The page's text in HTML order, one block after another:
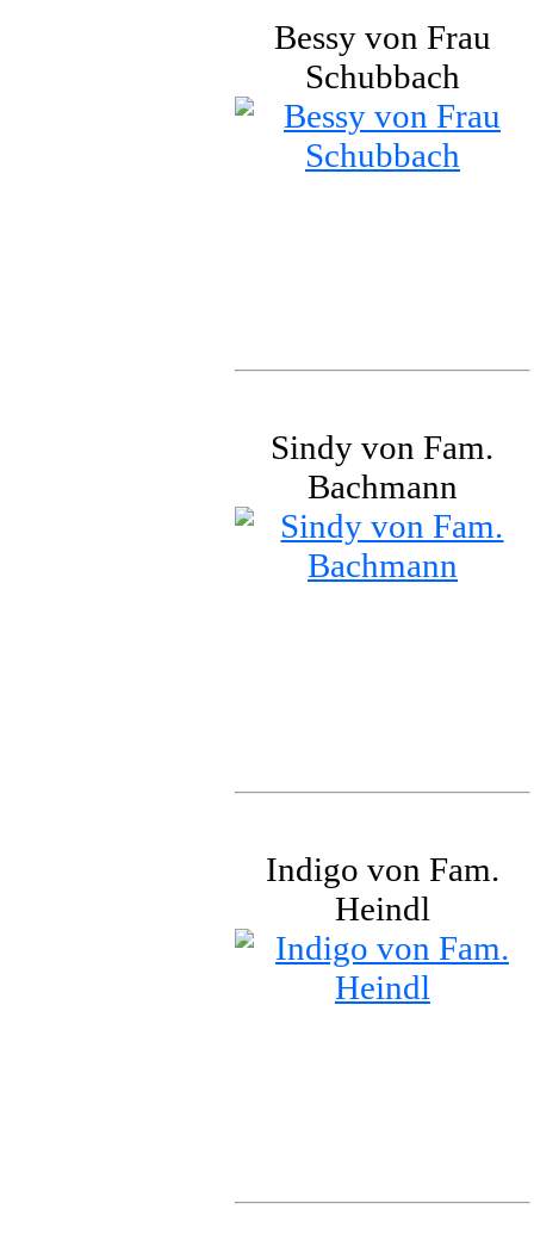
Bessy von Frau
Schubbach
Sindy von Fam.
Bachmann
Indigo von Fam.
Heindl